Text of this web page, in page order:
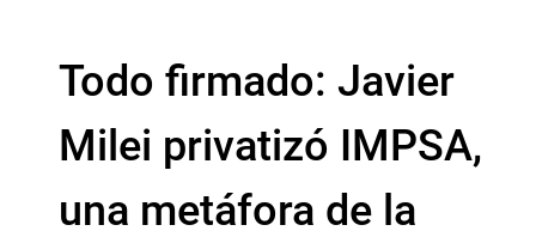
Todo firmado: Javier
Milei privatizó IMPSA,
una metáfora de la